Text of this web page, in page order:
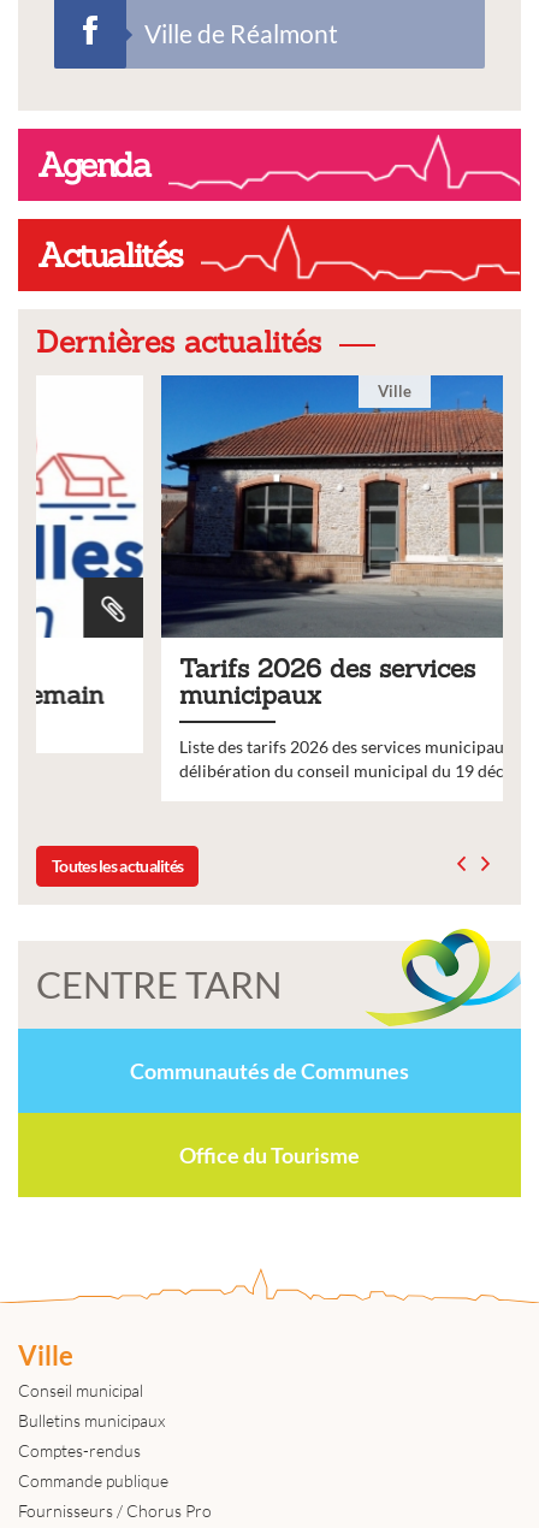
Ville de Réalmont
Agenda
Actualités
Dernières actualités
Tarifs 2026 des services
municipaux
Liste des tarifs 2026 des services municipaux,
délibération du conseil municipal du 19 décembre 2025
Toutes les actualités
CENTRE TARN
Communautés de Communes
Office du Tourisme
Ville
Conseil municipal
Bulletins municipaux
Comptes-rendus
Commande publique
Fournisseurs / Chorus Pro